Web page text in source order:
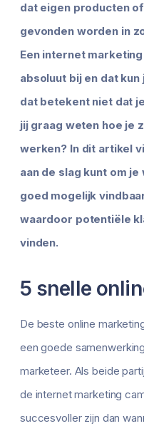
dat eigen producten
gevonden worden in
Een internet
absoluut bij en dat
dat betekent niet dat
jij graag weten hoe je
werken? In dit artikel
aan de slag kunt om
goed mogelijk
waardoor potentiële
vinden.
5 snelle
De beste online
een goede
marketeer. Als beide
de internet marketing
succesvoller zijn dan